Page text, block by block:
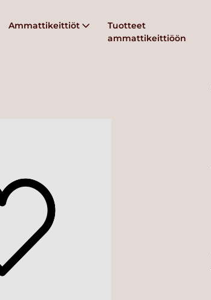
Ammattikeittiöt
Tuotteet
ammattikeittiöön